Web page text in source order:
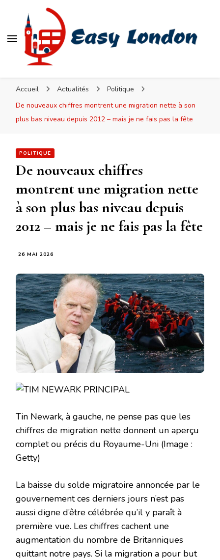
Accueil Actualités
Politique
De nouveaux chiffres montrent une migration nette à son
plus bas niveau depuis 2012 – mais je ne fais pas la fête
POLITIQUE
De nouveaux chiffres
montrent une migration nette
à son plus bas niveau depuis
2012 – mais je ne fais pas la fête
26 MAI 2026
Tin Newark, à gauche, ne pense pas que les
chiffres de migration nette donnent un aperçu
complet ou précis du Royaume-Uni (Image :
Getty)
La baisse du solde migratoire annoncée par le
gouvernement ces derniers jours n’est pas
aussi digne d’être célébrée qu’il y paraît à
première vue. Les chiffres cachent une
augmentation du nombre de Britanniques
quittant notre pays. Si la migration a pour but